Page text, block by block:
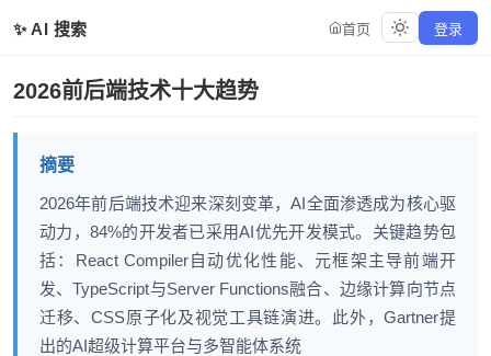
✨ AI 搜索 首页 登录
2026前后端技术十大趋势
摘要
2026年前后端技术迎来深刻变革，AI全面渗透成为核心驱
动力，84%的开发者已采用AI优先开发模式。关键趋势包
括：React Compiler自动优化性能、元框架主导前端开
发、TypeScript与Server Functions融合、边缘计算向节点
迁移、CSS原子化及视觉工具链演进。此外，Gartner提
出的AI超级计算平台与多智能体系统、特定领域语言模型